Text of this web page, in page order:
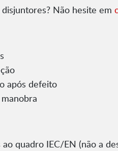
Não hesite em
após defeito
quadro IEC/EN (não a